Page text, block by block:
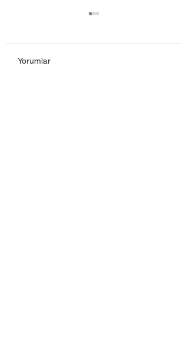
Yorumlar